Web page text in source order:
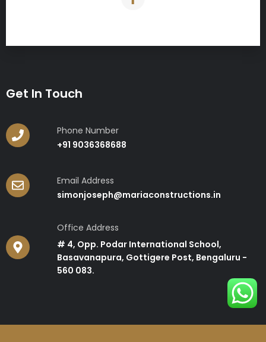
Get In Touch
Phone Number
+91 9036368688
Email Address
simonjoseph@mariaconstructions.in
Office Address
# 4, Opp. Podar International School,
Basavanapura, Gottigere Post, Bengaluru -
560 083.